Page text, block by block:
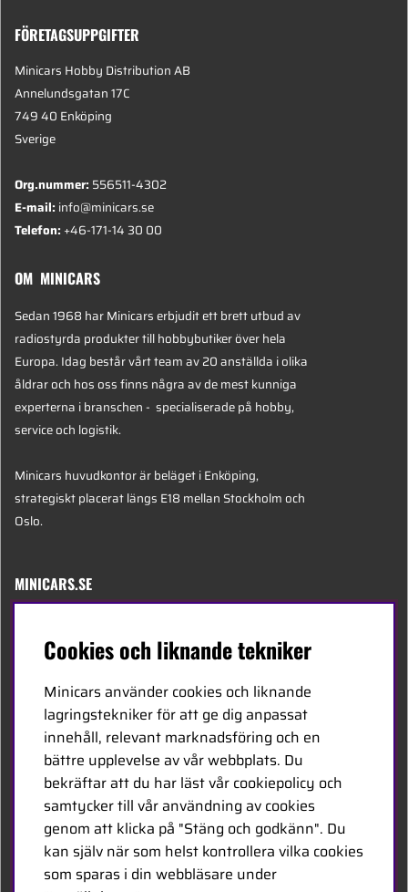
FÖRETAGSUPPGIFTER
Minicars Hobby Distribution AB
Annelundsgatan 17C
749 40 Enköping
Sverige
Org.nummer:556511-4302
E-mail:info@minicars.se
Telefon:+46-171-14 30 00
OM MINICARS
Sedan 1968 har Minicars erbjudit ett brett utbud av
radiostyrda produkter till hobbybutiker över hela
Europa. Idag består vårt team av 20 anställda i olika
åldrar och hos oss finns några av de mest kunniga
experterna i branschen - specialiserade på hobby,
service och logistik.
Minicars huvudkontor är beläget i Enköping,
strategiskt placerat längs E18 mellan Stockholm och
Oslo.
MINICARS.SE
Bli återförsäljare
Bli leverantör
Jobba hos oss
FÖLJ OSS
Facebook
Cookies och liknande tekniker
Minicars använder cookies och liknande
lagringstekniker för att ge dig anpassat
innehåll, relevant marknadsföring och en
bättre upplevelse av vår webbplats. Du
bekräftar att du har läst vår cookiepolicy och
samtycker till vår användning av cookies
genom att klicka på "Stäng och godkänn". Du
kan själv när som helst kontrollera vilka cookies
som sparas i din webbläsare under